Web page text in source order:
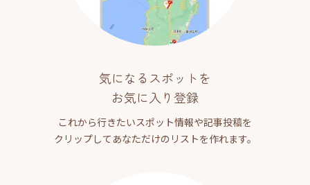
気になるスポットを
お気に入り登録
これから行きたいスポット情報や記事投稿を
クリップしてあなただけのリストを作れます。